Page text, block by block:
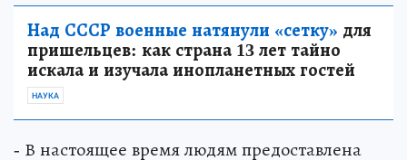
Над СССР военные натянули «сетку» для
пришельцев: как страна 13 лет тайно
искала и изучала инопланетных гостей
НАУКА
- В настоящее время людям предоставлена